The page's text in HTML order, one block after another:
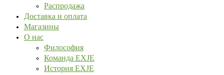
Распродажа
Доставка и оплата
Магазины
О нас
Философия
Команда EXJE
История EXJE